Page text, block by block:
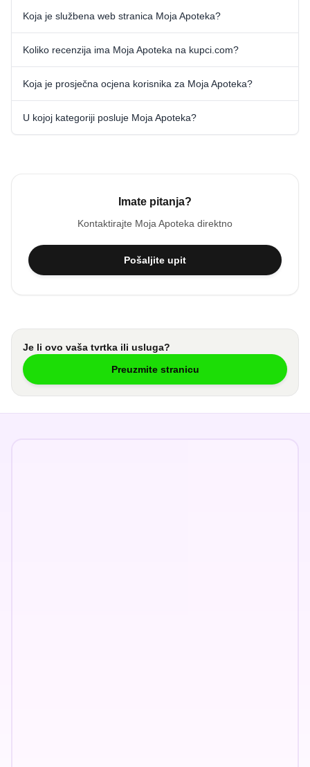
Koja je službena web stranica Moja Apoteka?
Koliko recenzija ima Moja Apoteka na kupci.com?
Koja je prosječna ocjena korisnika za Moja Apoteka?
U kojoj kategoriji posluje Moja Apoteka?
Imate pitanja?
Kontaktirajte Moja Apoteka direktno
Pošaljite upit
Je li ovo vaša tvrtka ili usluga?
Preuzmite stranicu